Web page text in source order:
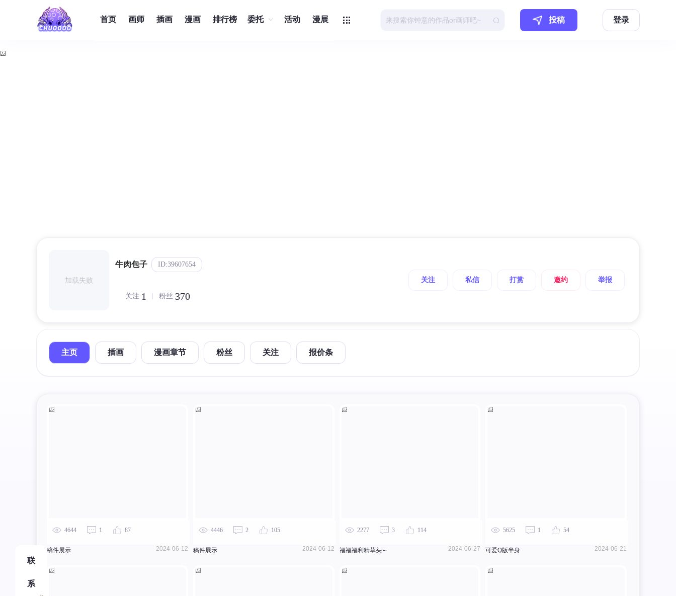
首页 画师 插画 漫画 排行榜 委托 活动 漫展 投稿 登录
加载失败
牛肉包子 ID:39607654
关注 1 粉丝 370
关注 私信 打赏 邀约 举报
主页 插画 漫画章节 粉丝 关注 报价条
4644 1 87
稿件展示 2024-06-12
4446 2 105
稿件展示 2024-06-12
2277 3 114
福福福利精草头～ 2024-06-27
5625 1 54
可爱Q版半身 2024-06-21
联
系